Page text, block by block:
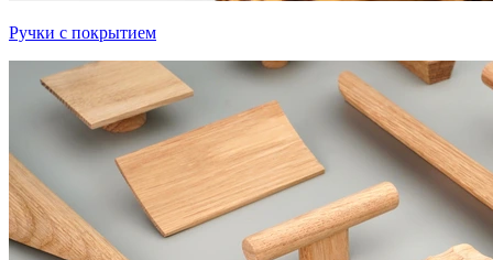
Ручки с покрытием